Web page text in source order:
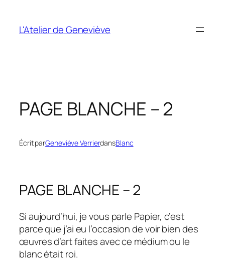
contenu
L'Atelier de Geneviève
PAGE BLANCHE – 2
Écrit parGeneviève VerrierdansBlanc
PAGE BLANCHE – 2
Si aujourd’hui, je vous parle Papier, c’est
parce que j’ai eu l’occasion de voir bien des
œuvres d’art faites avec ce médium ou le
blanc était roi.